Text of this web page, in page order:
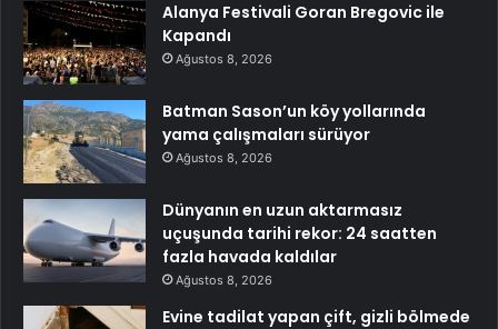
Alanya Festivali Goran Bregovic ile
Kapandı
Ağustos 8, 2026
Batman Sason’un köy yollarında
yama çalışmaları sürüyor
Ağustos 8, 2026
Dünyanın en uzun aktarmasız
uçuşunda tarihi rekor: 24 saatten
fazla havada kaldılar
Ağustos 8, 2026
Evine tadilat yapan çift, gizli bölmede